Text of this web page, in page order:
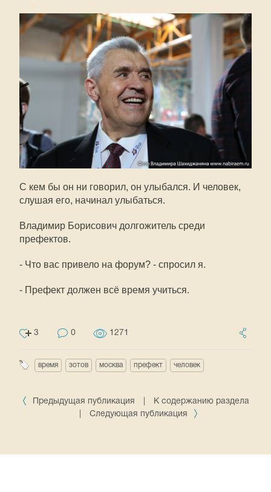
С кем бы он ни говорил, он улыбался. И человек,
слушая его, начинал улыбаться.
Владимир Борисович долгожитель среди
префектов.
- Что вас привело на форум? - спросил я.
- Префект должен всё время учиться.
3 0 1271
время зотов москва префект человек
Предыдущая публикация
К содержанию раздела
Следующая публикация